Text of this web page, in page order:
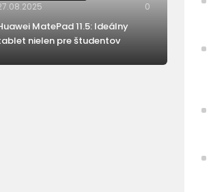
0
MatePad 11.5: Ideálny
nielen pre študentov